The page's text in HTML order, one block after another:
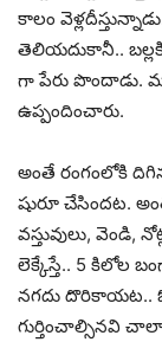
కాలం
తెలియ‌దుకానీ..
గా పేరు పొందాడు.
ఉప్పందించారు.
అంతే రంగంలోకి
షురూ చేసింద‌ట‌.
వ‌స్తువులు,
లెక్కేస్తే.. 5 కిలోల
న‌గ‌దు దొరికాయ‌ట‌..
గుర్తించాల్సిన‌వి